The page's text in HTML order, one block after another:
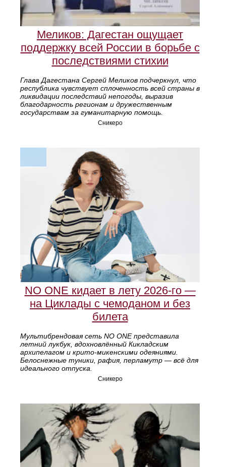
Меликов: Дагестан ощущает
поддержку всей России в борьбе с
последствиями стихии
Глава Дагестана Сергей Меликов подчеркнул, что
республика чувствует сплоченность всей страны в
ликвидации последствий непогоды, выразив
благодарность регионам и дружественным
государствам за гуманитарную помощь.
Сникеро
NO ONE кидает в лету 2026-го —
на Циклады с чемоданом и без
билета
Мультибрендовая сеть NO ONE представила
летний лукбук, вдохновлённый Кикладским
архипелагом и крито-микенскими одеяниями.
Белоснежные туники, рафия, перламутр — всё для
идеального отпуска.
Сникеро